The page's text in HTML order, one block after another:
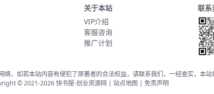
关于本站
VIP介绍
客服咨询
推广计划
联系
，如若本站内容有侵犯了原著者的合法权益，请联系我们，一经查实，本站
© 2021-2026快书屋-创业资源网 | 站点地图 | 免责声明